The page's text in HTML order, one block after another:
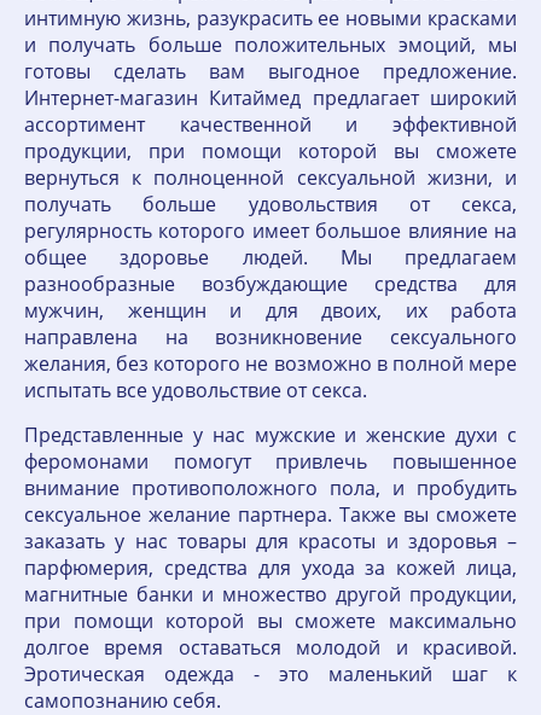
интимную жизнь, разукрасить ее новыми красками
и получать больше положительных эмоций, мы
готовы сделать вам выгодное предложение.
Интернет-магазин Китаймед предлагает широкий
ассортимент качественной и эффективной
продукции, при помощи которой вы сможете
вернуться к полноценной сексуальной жизни, и
получать больше удовольствия от секса,
регулярность которого имеет большое влияние на
общее здоровье людей. Мы предлагаем
разнообразные возбуждающие средства для
мужчин, женщин и для двоих, их работа
направлена на возникновение сексуального
желания, без которого не возможно в полной мере
испытать все удовольствие от секса.
Представленные у нас мужские и женские духи с
феромонами помогут привлечь повышенное
внимание противоположного пола, и пробудить
сексуальное желание партнера. Также вы сможете
заказать у нас товары для красоты и здоровья –
парфюмерия, средства для ухода за кожей лица,
магнитные банки и множество другой продукции,
при помощи которой вы сможете максимально
долгое время оставаться молодой и красивой.
Эротическая одежда - это маленький шаг к
самопознанию себя.